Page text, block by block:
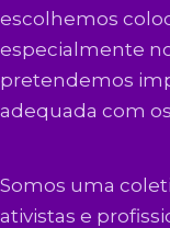
escolhemos
especialmente
pretendemos
adequada com
Somos uma
ativistas e